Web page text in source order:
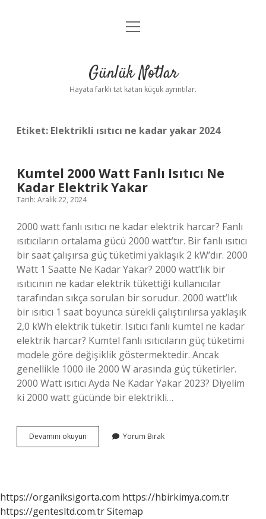
Anasayfa
Yasal Uyarı
menüyü
Günlük Notlar
Hayata farklı tat katan küçük ayrıntılar.
Etiket: Elektrikli ısıtıcı ne kadar yakar 2024
Kumtel 2000 Watt Fanlı Isıtıcı Ne
Kadar Elektrik Yakar
Tarih: Aralık 22, 2024
2000 watt fanlı ısıtıcı ne kadar elektrik harcar? Fanlı
ısıtıcıların ortalama gücü 2000 watt’tır. Bir fanlı ısıtıcı
bir saat çalışırsa güç tüketimi yaklaşık 2 kW’dır. 2000
Watt 1 Saatte Ne Kadar Yakar? 2000 watt’lık bir
ısıtıcının ne kadar elektrik tükettiği kullanıcılar
tarafından sıkça sorulan bir sorudur. 2000 watt’lık
bir ısıtıcı 1 saat boyunca sürekli çalıştırılırsa yaklaşık
2,0 kWh elektrik tüketir. Isıtıcı fanlı kumtel ne kadar
elektrik harcar? Kumtel fanlı ısıtıcıların güç tüketimi
modele göre değişiklik göstermektedir. Ancak
genellikle 1000 ile 2000 W arasında güç tüketirler.
2000 Watt ısıtıcı Ayda Ne Kadar Yakar 2023? Diyelim
ki 2000 watt gücünde bir elektrikli…
Devamını okuyun
2000
Kadar
Elektrik
Yorum Bırak
https://organiksigorta.com https://hbirkimya.com.tr
https://gentesltd.com.trSitemap